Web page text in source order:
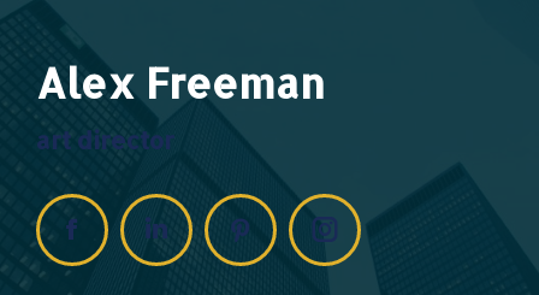
Alex Freeman
art director
FacebookLinkedinPinterestInstagram